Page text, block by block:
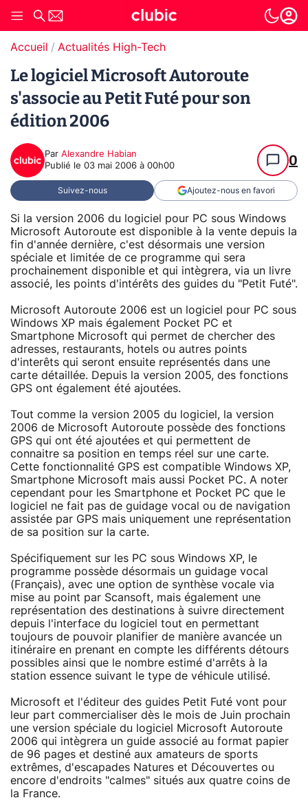
Accueil Actualités High-Tech
Le logiciel Microsoft Autoroute
s'associe au Petit Futé pour son
édition 2006
Par Alexandre Habian
Publié le 03 mai 2006 à 00h00 0
Suivez-nous Ajoutez-nous en favori
Si la version 2006 du logiciel pour PC sous Windows
Microsoft Autoroute est disponible à la vente depuis la
fin d'année dernière, c'est désormais une version
spéciale et limitée de ce programme qui sera
prochainement disponible et qui intègrera, via un livre
associé, les points d'intérêts des guides du "Petit Futé".
Microsoft Autoroute 2006 est un logiciel pour PC sous
Windows XP mais également Pocket PC et
Smartphone Microsoft qui permet de chercher des
adresses, restaurants, hotels ou autres points
d'interêts qui seront ensuite représentés dans une
carte détaillée. Depuis la version 2005, des fonctions
GPS ont également été ajoutées.
Tout comme la version 2005 du logiciel, la version
2006 de Microsoft Autoroute possède des fonctions
GPS qui ont été ajoutées et qui permettent de
connaitre sa position en temps réel sur une carte.
Cette fonctionnalité GPS est compatible Windows XP,
Smartphone Microsoft mais aussi Pocket PC. A noter
cependant pour les Smartphone et Pocket PC que le
logiciel ne fait pas de guidage vocal ou de navigation
assistée par GPS mais uniquement une représentation
de sa position sur la carte.
Spécifiquement sur les PC sous Windows XP, le
programme possède désormais un guidage vocal
(Français), avec une option de synthèse vocale via
mise au point par Scansoft, mais également une
représentation des destinations à suivre directement
depuis l'interface du logiciel tout en permettant
toujours de pouvoir planifier de manière avancée un
itinéraire en prenant en compte les différents détours
possibles ainsi que le nombre estimé d'arrêts à la
station essence suivant le type de véhicule utilisé.
Microsoft et l'éditeur des guides Petit Futé vont pour
leur part commercialiser dès le mois de Juin prochain
une version spéciale du logiciel Microsoft Autoroute
2006 qui intègrera un guide associé au format papier
de 96 pages et destiné aux amateurs de sports
extrêmes, d'escapades Natures et Découvertes ou
encore d'endroits "calmes" situés aux quatre coins de
la France.